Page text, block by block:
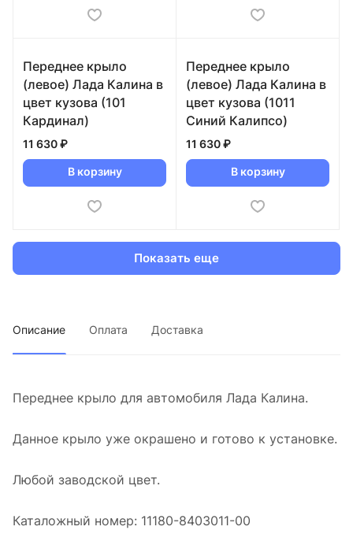
Переднее крыло
(левое) Лада Калина в
цвет кузова (101
Кардинал)
11 630 ₽
В корзину
Переднее крыло
(левое) Лада Калина в
цвет кузова (1011
Синий Калипсо)
11 630 ₽
В корзину
Показать еще
Описание Оплата Доставка
Переднее крыло для автомобиля Лада Калина.
Данное крыло уже окрашено и готово к установке.
Любой заводской цвет.
Каталожный номер: 11180-8403011-00